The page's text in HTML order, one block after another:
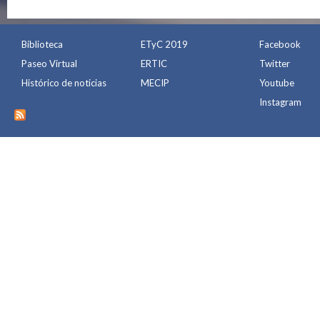
Biblioteca
Paseo Virtual
Histórico de noticias
ETyC 2019
ERTIC
MECIP
Facebook
Twitter
Youtube
Instagram